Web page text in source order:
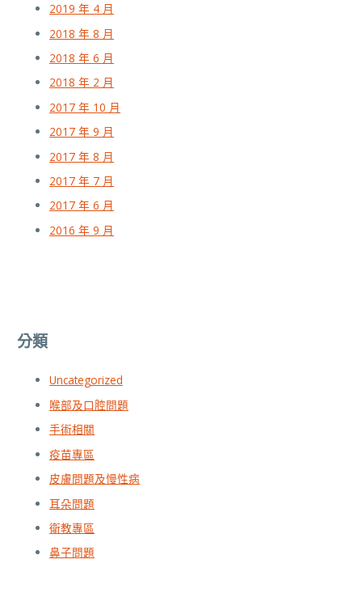
2019 年 4 月
2018 年 8 月
2018 年 6 月
2018 年 2 月
2017 年 10 月
2017 年 9 月
2017 年 8 月
2017 年 7 月
2017 年 6 月
2016 年 9 月
分類
Uncategorized
喉部及口腔問題
手術相關
疫苗專區
皮膚問題及慢性病
耳朵問題
衛教專區
鼻子問題